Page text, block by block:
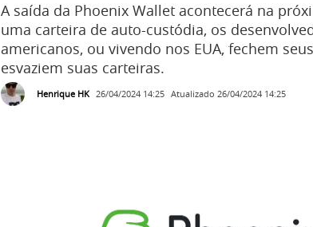
A saída da Phoenix Wallet acontecerá na
uma carteira de auto-custódia, os
americanos, ou vivendo nos EUA, fechem
esvaziem suas carteiras.
Henrique HK 26/04/2024 14:25 Atualizado 26/04/2024 14:25